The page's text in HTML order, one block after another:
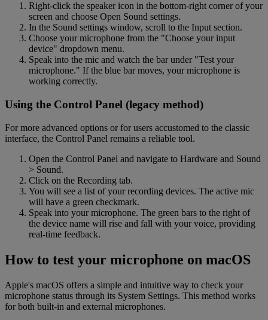
Right-click the speaker icon in the bottom-right corner of your
screen and choose Open Sound settings.
In the Sound settings window, scroll to the Input section.
Choose your microphone from the "Choose your input
device" dropdown menu.
Speak into the mic and watch the bar under "Test your
microphone." If the blue bar moves, your microphone is
working correctly.
Using the Control Panel (legacy method)
For more advanced options or for users accustomed to the classic
interface, the Control Panel remains a reliable tool.
Open the Control Panel and navigate to Hardware and Sound
> Sound.
Click on the Recording tab.
You will see a list of your recording devices. The active mic
will have a green checkmark.
Speak into your microphone. The green bars to the right of
the device name will rise and fall with your voice, providing
real-time feedback.
How to test your microphone on macOS
Apple's macOS offers a simple and intuitive way to check your
microphone status through its System Settings. This method works
for both built-in and external microphones.